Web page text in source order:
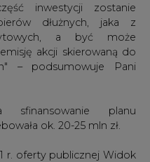
inwestycji zostanie
dłużnych, jaka z
a być może
akcji skierowaną do
– podsumowuje Pani
planu
ok. 20-25 mln zł.
r. oferty publicznej Widok